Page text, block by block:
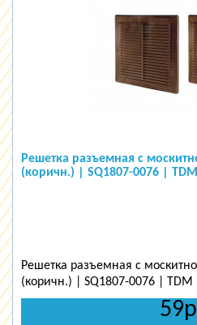
Решетка разъемная с
(коричн.) | SQ1807-0076 | TDM
Решетка разъемная с
(коричн.) | SQ1807-0076 | TDM